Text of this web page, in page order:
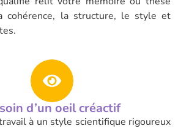
cohérence, la structure, le style et
d’un oeil créactif
à un style scientifique rigoureux